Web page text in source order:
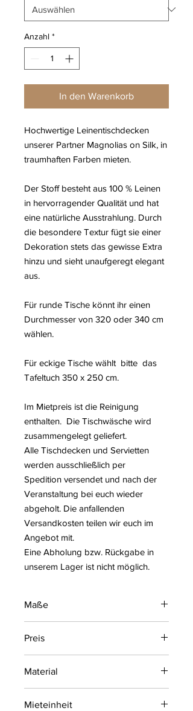
Anzahl *
In den Warenkorb
Hochwertige Leinentischdecken
unserer Partner Magnolias on Silk, in
traumhaften Farben mieten.
Der Stoff besteht aus 100 % Leinen
in hervorragender Qualität und hat
eine natürliche Ausstrahlung. Durch
die besondere Textur fügt sie einer
Dekoration stets das gewisse Extra
hinzu und sieht unaufgeregt elegant
aus.
Für runde Tische könnt ihr einen
Durchmesser von 320 oder 340 cm
wählen.
Für eckige Tische wählt bitte das
Tafeltuch 350 x 250 cm.
Im Mietpreis ist die Reinigung
enthalten. Die Tischwäsche wird
zusammengelegt geliefert.
Alle Tischdecken und Servietten
werden ausschließlich per
Spedition versendet und nach der
Veranstaltung bei euch wieder
abgeholt. Die anfallenden
Versandkosten teilen wir euch im
Angebot mit.
Eine Abholung bzw. Rückgabe in
unserem Lager ist nicht möglich.
Maße
cm eckig
Preis
Material
Mieteinheit